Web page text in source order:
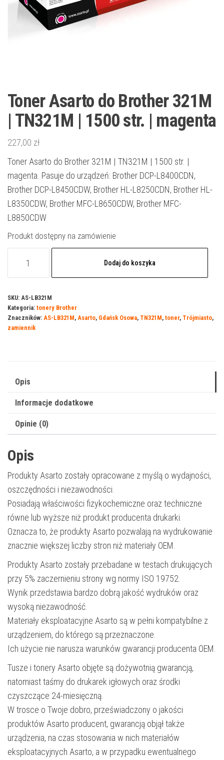
Toner Asarto do Brother 321M
| TN321M | 1500 str. | magenta
227,00 zł
Toner Asarto do Brother 321M | TN321M | 1500 str. |
magenta. Pasuje do urządzeń: Brother DCP-L8400CDN,
Brother DCP-L8450CDW, Brother HL-L8250CDN, Brother HL-
L8350CDW, Brother MFC-L8650CDW, Brother MFC-
L8850CDW
Produkt dostępny na zamówienie
do
Brother
321M
1500
magenta
Dodaj do koszyka
SKU: AS-LB321M
Kategoria: tonery Brother
Znaczników: AS-LB321M, Asarto, Gdańsk Osowa, TN321M, toner, Trójmiasto,
zamiennik
Opis
Informacje dodatkowe
Opinie (0)
Opis
Produkty Asarto zostały opracowane z myślą o wydajności,
oszczędności i niezawodności.
Posiadają właściwości fizykochemiczne oraz techniczne
równe lub wyższe niż produkt producenta drukarki.
Oznacza to, że produkty Asarto pozwalają na wydrukowanie
znacznie większej liczby stron niż materiały OEM.
Produkty Asarto zostały przebadane w testach drukujących
przy 5% zaczernieniu strony wg normy ISO 19752.
Wynik przedstawia bardzo dobrą jakość wydruków oraz
wysoką niezawodność.
Materiały eksploatacyjne Asarto są w pełni kompatybilne z
urządzeniem, do którego są przeznaczone.
Ich użycie nie narusza warunków gwarancji producenta OEM.
Tusze i tonery Asarto objęte są dożywotnią gwarancją,
natomiast taśmy do drukarek igłowych oraz środki
czyszczące 24-miesięczną.
W trosce o Twoje dobro, przeświadczony o jakości
produktów Asarto producent, gwarancją objął także
urządzenia, na czas stosowania w nich materiałów
eksploatacyjnych Asarto, a w przypadku ewentualnego